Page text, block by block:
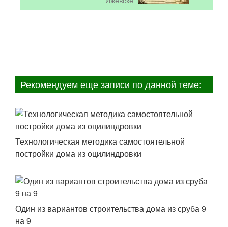
Рекомендуем еще записи по данной теме:
Технологическая методика самостоятельной
постройки дома из оцилиндровки
Один из вариантов строительства дома из сруба 9
на 9